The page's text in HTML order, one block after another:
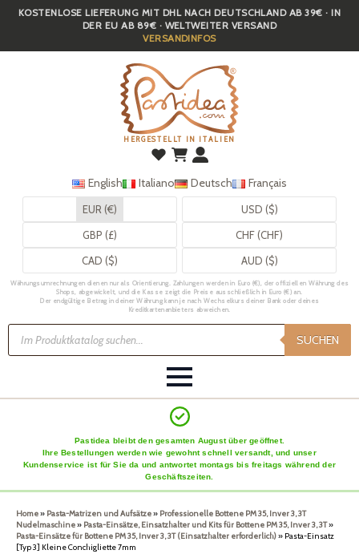
Skip
KOSTENLOSE LIEFERUNG MIT DHL NACH DEUTSCHLAND AB 39€ · IN
DER EU AB 89€ · WELTWEITER VERSAND
VERSANDINFOS
HERGESTELLT IN ITALIEN
English Italiano Deutsch Français
EUR (€)
USD ($)
GBP (£)
CHF (CHF)
CAD ($)
AUD ($)
Währungsumrechnungen dienen nur als Orientierung. Zahlungen werden in Euro (€), der offiziellen Währung des
Shops, abgewickelt, und die Kasse zeigt die Preise ausschließlich in Euro (€) an.
Der endgültige Betrag in deiner Währung kann je nach Wechselkurs deiner Bank oder deines
Kreditkartenanbieters abweichen.
Products
search SUCHEN
Pastidea bleibt den gesamten August über geöffnet.
Ihre Bestellungen werden wie gewohnt schnell versandt, und unser
Kundenservice ist für Sie da und antwortet montags bis freitags während der
Geschäftszeiten.
Home» Pasta-Matrizen und Aufsätze» Professionelle Bottene PM 35, Inver 3, 3T
Nudelmaschine» Pasta-Einsätze, Einsatzhalter und Kits für Bottene PM 35, Inver 3, 3T»
Pasta-Einsätze für Bottene PM 35, Inver 3, 3T (Einsatzhalter erforderlich)» Pasta-Einsatz
[Typ 3] Kleine Conchigliette 7mm